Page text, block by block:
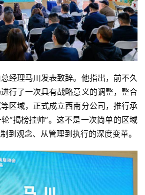
经理马川发表致辞。他指出，前不久
行了一次具有战略意义的调整，整合
区域，正式成立西南分公司，推行承
“揭榜挂帅”。这不是一次简单的区域
到观念、从管理到执行的深度变革。